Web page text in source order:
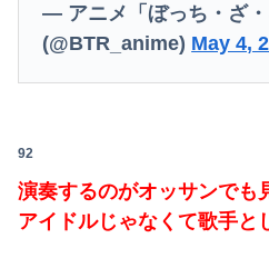
— アニメ「ぼっち・ざ
(@BTR_anime) May 4,
92
演奏するのがオッサンでも
アイドルじゃなくて歌手と